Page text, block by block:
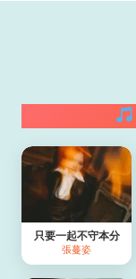
只要一起不守本分
張蔓姿